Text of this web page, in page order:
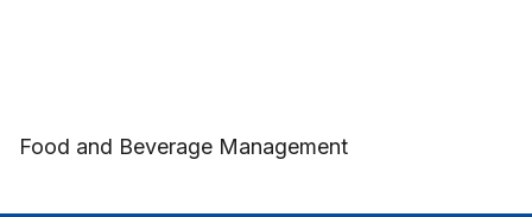
Food and Beverage Management